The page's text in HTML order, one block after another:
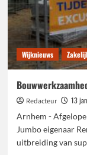
Wijknieuws
Redacteur
13
Arnhem -
Jumbo eigenaar
uitbreiding van